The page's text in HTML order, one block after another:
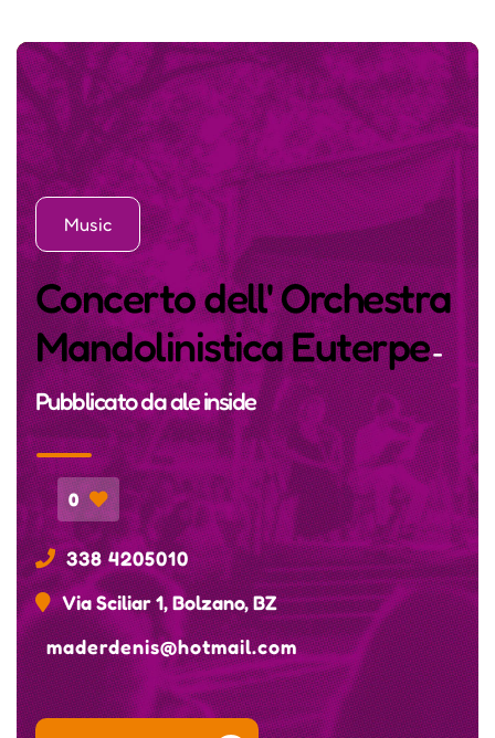
Music
Concerto dell' Orchestra
Mandolinistica Euterpe-
Pubblicato daale inside
0
338 4205010
Via Sciliar 1, Bolzano, BZ
maderdenis@hotmail.com